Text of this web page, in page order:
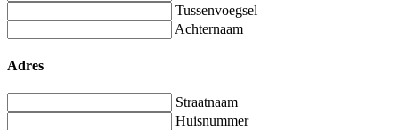
Tussenvoegsel
Achternaam
Adres
Straatnaam
Huisnummer